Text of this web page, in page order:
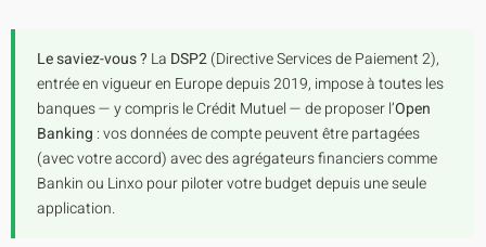
Le saviez-vous ? La DSP2(Directive Services de Paiement 2),
entrée en vigueur en Europe depuis 2019, impose à toutes les
banques — y compris le Crédit Mutuel — de proposer l’Open
Banking : vos données de compte peuvent être partagées
(avec votre accord) avec des agrégateurs financiers comme
Bankin ou Linxo pour piloter votre budget depuis une seule
application.